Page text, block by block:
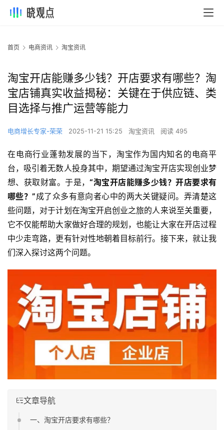
首页 电商资讯 淘宝资讯
淘宝开店能赚多少钱？开店要求有哪些？淘
宝店铺真实收益揭秘：关键在于供应链、类
目选择与推广运营等能力
电商增长专家-荣荣 2025-11-21 15:25 淘宝资讯 阅读 495
在电商行业蓬勃发展的当下，淘宝作为国内知名的电商平
台，吸引着无数人投身其中，期望通过淘宝开店实现创业梦
想、获取财富。于是，“淘宝开店能赚多少钱？开店要求有
哪些？”成了众多有意向者心中的两大关键疑问。弄清楚这
些问题，对于计划在淘宝开启创业之旅的人来说至关重要，
它不仅能帮助大家做好合理的规划，也能让大家在开店过程
中少走弯路，更有针对性地朝着目标前行。接下来，就让我
们深入探讨这两个问题。
文章导航
一、淘宝开店要求有哪些？